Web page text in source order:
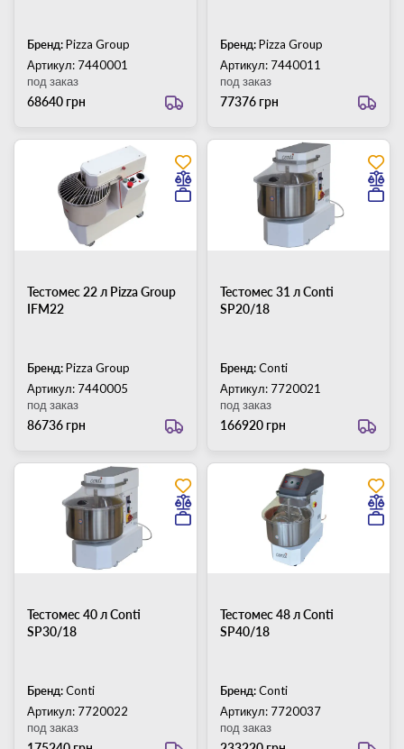
Бренд:Pizza Group
Артикул: 7440001
68640 грн
под заказ
Бренд:Pizza Group
Артикул: 7440011
77376 грн
под заказ
Тестомес 22 л Pizza Group
IFM22
Бренд:Pizza Group
Артикул: 7440005
86736 грн
под заказ
Тестомес 31 л Conti
SP20/18
Бренд:Conti
Артикул: 7720021
166920 грн
под заказ
Тестомес 40 л Conti
SP30/18
Бренд:Conti
Артикул: 7720022
под заказ
Тестомес 48 л Conti
SP40/18
Бренд:Conti
Артикул: 7720037
под заказ